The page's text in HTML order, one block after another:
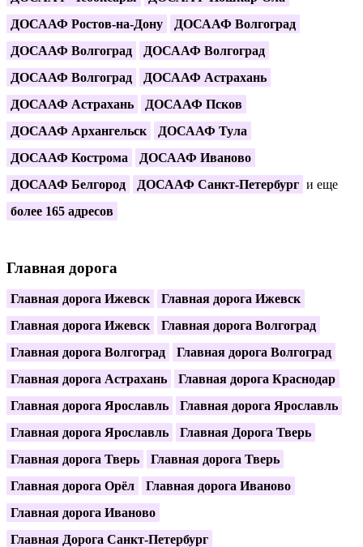
ДОСААФ Ростов-на-Дону
ДОСААФ Волгоград
ДОСААФ Волгоград
ДОСААФ Волгоград
ДОСААФ Волгоград
ДОСААФ Астрахань
ДОСААФ Астрахань
ДОСААФ Псков
ДОСААФ Архангельск
ДОСААФ Тула
ДОСААФ Кострома
ДОСААФ Иваново
ДОСААФ Белгород
ДОСААФ Санкт-Петербург и еще
более 165 адресов
Главная дорога
Главная дорога Ижевск
Главная дорога Ижевск
Главная дорога Ижевск
Главная дорога Волгоград
Главная дорога Волгоград
Главная дорога Волгоград
Главная дорога Астрахань
Главная дорога Краснодар
Главная дорога Ярославль
Главная дорога Ярославль
Главная дорога Ярославль
Главная Дорога Тверь
Главная дорога Тверь
Главная дорога Тверь
Главная дорога Орёл
Главная дорога Иваново
Главная дорога Иваново
Главная Дорога Санкт-Петербург